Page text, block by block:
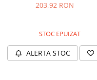
203,92 RON
STOC EPUIZAT
ALERTA STOC